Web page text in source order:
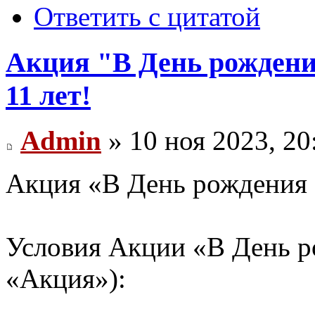
Ответить с цитатой
Акция "В День
11 лет!
Admin » 10 ноя 2023,
Акция «В День рождения
Условия Акции «В День
«Акция»):